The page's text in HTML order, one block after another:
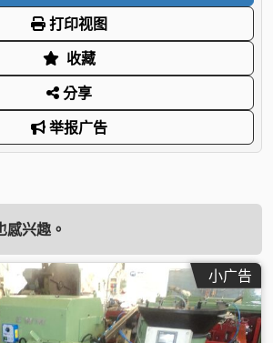
打印视图
收藏
分享
举报广告
兴趣。
小广告